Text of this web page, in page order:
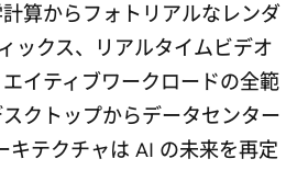
算からフォトリアルなレンダ
ックス、リアルタイムビデオ
イティブワークロードの全範
クトップからデータセンター
キテクチャは AI の未来を再定